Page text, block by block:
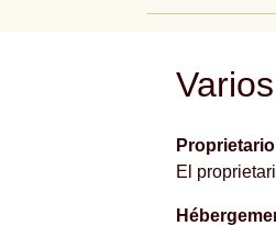
Varios
Proprietario
El